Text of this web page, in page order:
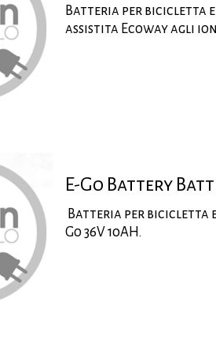
Batteria per bicicletta
assistita Ecoway agli
E-Go Battery
Batteria per bicicletta
Go 36V 10AH.